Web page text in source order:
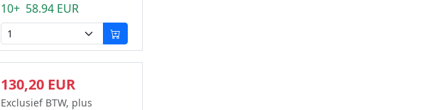
10+ 58.94 EUR
130,20 EUR
Exclusief BTW, plus